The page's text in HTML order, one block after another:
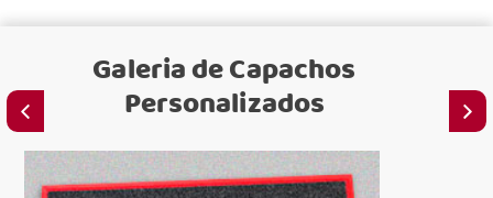
Galeria deCapachos
Personalizados